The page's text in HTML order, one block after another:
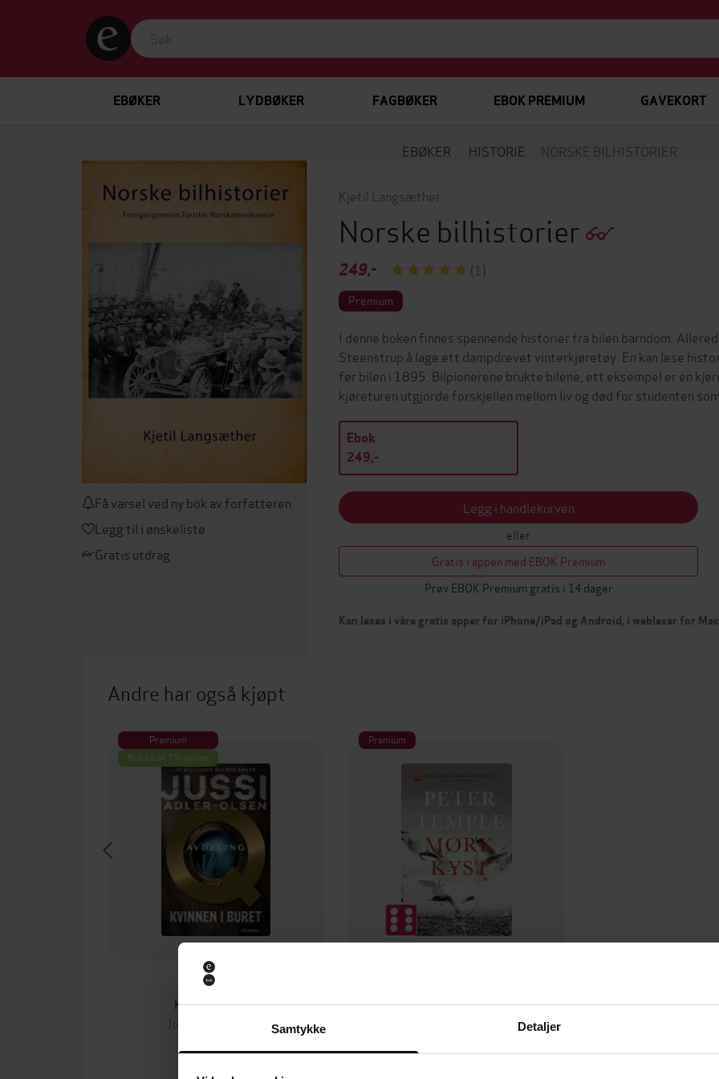
Samtykke Detaljer
EBØKER LYDBØKER FAGBØKER EBOK PREMIUM GAVEKORT
EBØKER HISTORIE NORSKE BILHISTORIER
Få varsel ved ny bok av forfatteren
Legg til i ønskeliste
Gratis utdrag
Kjetil Langsæther
Norske bilhistorier
249,- (1)
Premium
I denne boken finnes spennende historier fra bilen barndom.
Steenstrup å lage ett dampdrevet vinterkjøretøy. En kan lese
før bilen i 1895. Bilpionerene brukte bilene, ett eksempel er en
kjøreturen utgjorde forskjellen mellom liv og død for studenten
Ebok
249,-
Legg i handlekurven
eller
Gratis i appen med EBOK Premium
Prøv EBOK Premium gratis i 14 dager
Kan leses i våre gratis apper for iPhone/iPad og Android, i webleser for
Andre har også kjøpt
Premium
Boka bak TV-serien
159,-
Kvinnen i buret
Premium
Mørk kyst